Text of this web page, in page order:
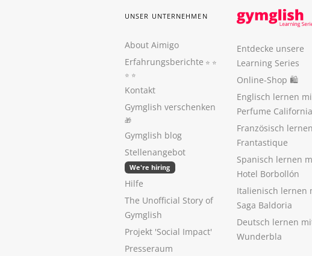
UNSER UNTERNEHMEN
About Aimigo
Erfahrungsberichte ⭐️ ⭐️
⭐️ ⭐️
Kontakt
Gymglish verschenken
🎁
Gymglish blog
Stellenangebot
We're hiring
Hilfe
The Unofficial Story of
Gymglish
Projekt 'Social Impact'
Presseraum
Entdecke unsere
Learning Series
Online-Shop 🛍
Englisch lernen
Perfume California
Französisch
Frantastique
Spanisch lernen
Hotel Borbollón
Italienisch lernen
Saga Baldoria
Deutsch lernen
Wunderbla